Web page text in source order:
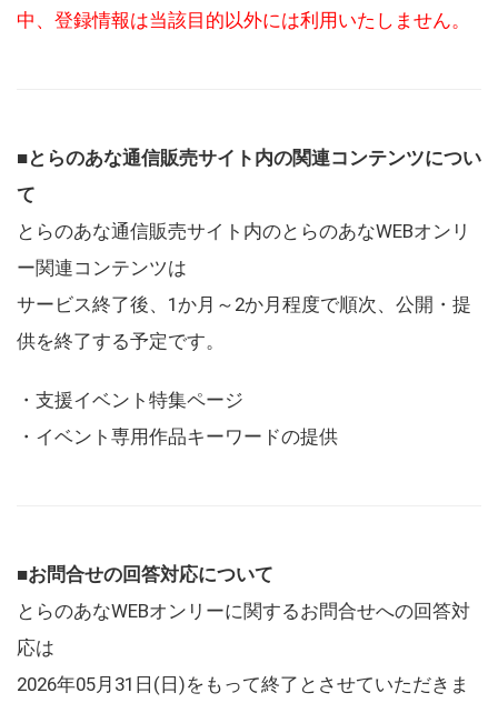
中、登録情報は当該目的以外には利用いたしません。
■とらのあな通信販売サイト内の関連コンテンツについ
て
とらのあな通信販売サイト内のとらのあなWEBオンリ
ー関連コンテンツは
サービス終了後、1か月～2か月程度で順次、公開・提
供を終了する予定です。
・支援イベント特集ページ
・イベント専用作品キーワードの提供
■お問合せの回答対応について
とらのあなWEBオンリーに関するお問合せへの回答対
応は
2026年05月31日(日)をもって終了とさせていただきま